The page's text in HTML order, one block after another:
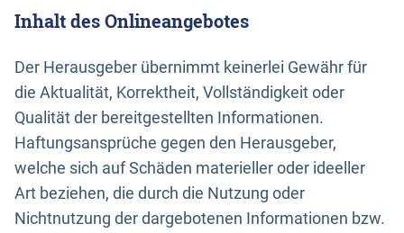
Inhalt des Onlineangebotes
Der Herausgeber übernimmt keinerlei Gewähr für
die Aktualität, Korrektheit, Vollständigkeit oder
Qualität der bereitgestellten Informationen.
Haftungsansprüche gegen den Herausgeber,
welche sich auf Schäden materieller oder ideeller
Art beziehen, die durch die Nutzung oder
Nichtnutzung der dargebotenen Informationen bzw.